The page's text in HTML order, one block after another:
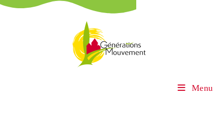
Menu